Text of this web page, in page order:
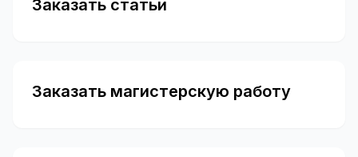
Заказать статьи
Заказать магистерскую работу